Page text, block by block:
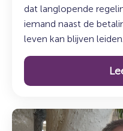
dat langlopende
iemand naast de
leven kan blijven leiden.
Lees